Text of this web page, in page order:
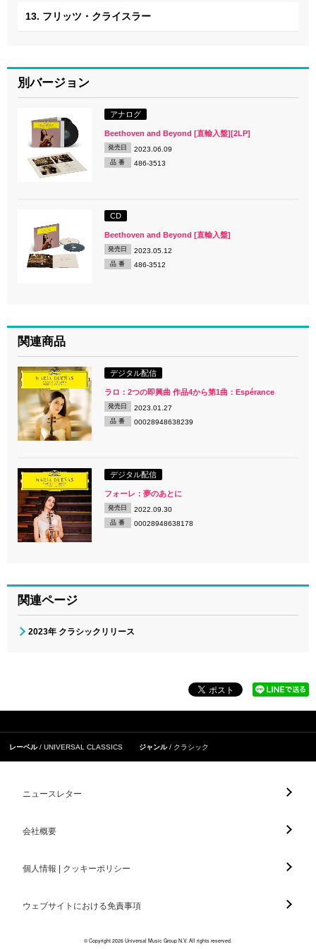
13. フリッツ・クライスラー
別バージョン
アナログ
Beethoven and Beyond [直輸入盤][2LP]
発売日 2023.06.09
品 番 486-3513
CD
Beethoven and Beyond [直輸入盤]
発売日 2023.05.12
品 番 486-3512
関連商品
デジタル配信
ラロ：2つの即興曲 作品4から第1曲：Espérance
発売日 2023.01.27
品 番 00028948638239
デジタル配信
フォーレ：夢のあとに
発売日 2022.09.30
品 番 00028948638178
関連ページ
2023年 クラシックリリース
レーベル UNIVERSAL CLASSICS ジャンル クラシック
ニュースレター
会社概要
個人情報 | クッキーポリシー
ウェブサイトにおける免責事項
© Copyright 2026 Universal Music Group N.V. All rights reserved.